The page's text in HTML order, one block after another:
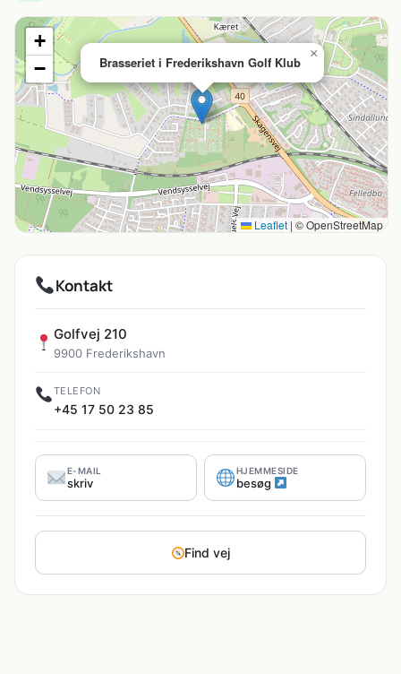
Brasseriet i Frederikshavn Golf Klub
×
+
−
Leaflet | © OpenStreetMap
Kontakt
Golfvej 210
9900 Frederikshavn
TELEFON
+45 17 50 23 85
E-MAIL
skriv
HJEMMESIDE
besøg
Find vej